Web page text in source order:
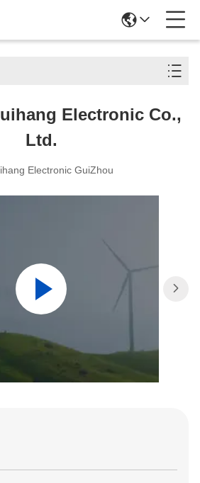
Electronic Co.,
Ltd.
Electronic GuiZhou